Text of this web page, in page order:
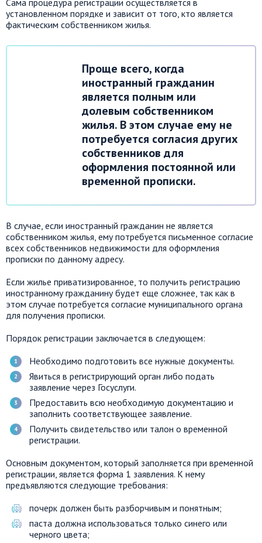
Сама процедура регистрации осуществляется в
установленном порядке и зависит от того, кто является
фактическим собственником жилья.
Проще всего, когда
иностранный гражданин
является полным или
долевым собственником
жилья. В этом случае ему не
потребуется согласия других
собственников для
оформления постоянной или
временной прописки.
В случае, если иностранный гражданин не является
собственником жилья, ему потребуется письменное согласие
всех собственников недвижимости для оформления
прописки по данному адресу.
Если жилье приватизированное, то получить регистрацию
иностранному гражданину будет еще сложнее, так как в
этом случае потребуется согласие муниципального органа
для получения прописки.
Порядок регистрации заключается в следующем:
Необходимо подготовить все нужные документы.
Явиться в регистрирующий орган либо подать
заявление через Госуслуги.
Предоставить всю необходимую документацию и
заполнить соответствующее заявление.
Получить свидетельство или талон о временной
регистрации.
Основным документом, который заполняется при временной
регистрации, является форма 1 заявления. К нему
предъявляются следующие требования:
почерк должен быть разборчивым и понятным;
паста должна использоваться только синего или
черного цвета;